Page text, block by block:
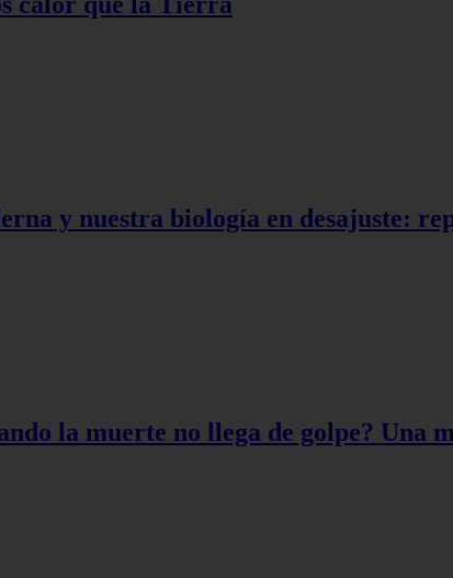
y nuestra biología en desajuste:
la muerte no llega de golpe? Una